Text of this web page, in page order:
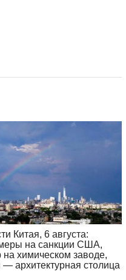
Китая, 6 августа:
на санкции США,
на химическом заводе,
— архитектурная столица